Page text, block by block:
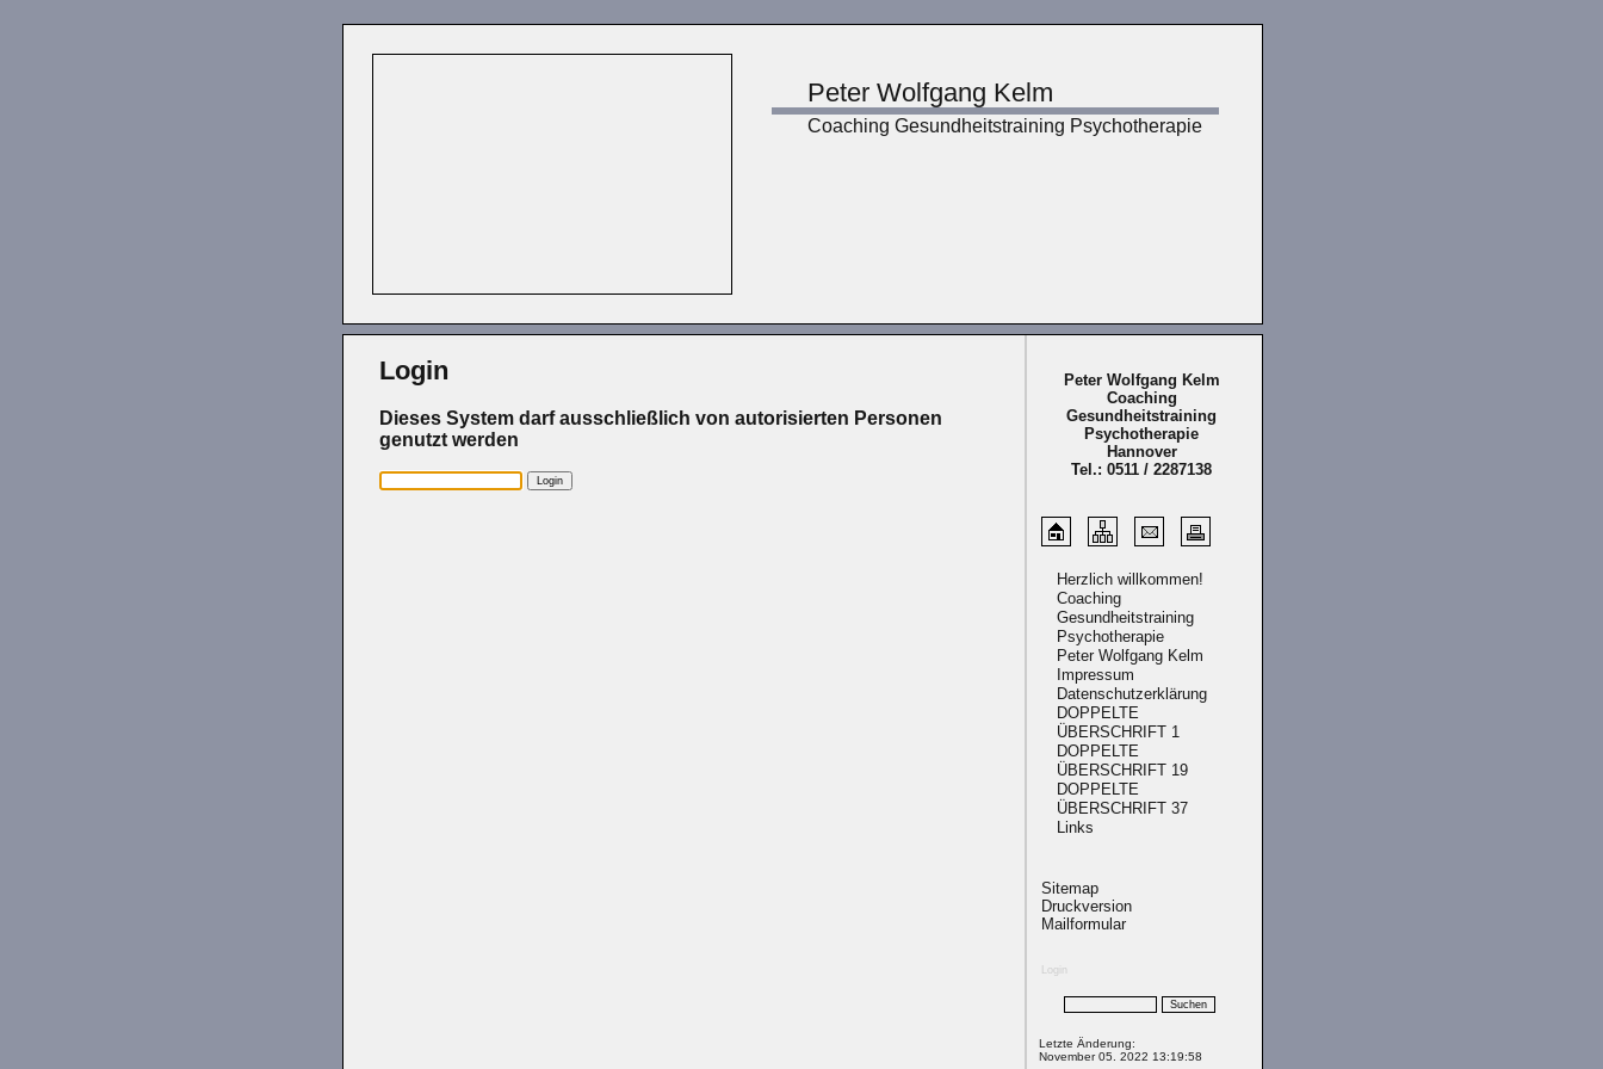
Peter Wolfgang Kelm
Coaching Gesundheitstraining Psychotherapie
Login
Dieses System darf ausschließlich von autorisierten Personen
genutzt werden
Peter Wolfgang Kelm
Coaching
Gesundheitstraining
Psychotherapie
Hannover
Tel.: 0511 / 2287138
Herzlich willkommen!
Coaching
Gesundheitstraining
Psychotherapie
Peter Wolfgang Kelm
Impressum
Datenschutzerklärung
DOPPELTE
ÜBERSCHRIFT 1
DOPPELTE
ÜBERSCHRIFT 19
DOPPELTE
ÜBERSCHRIFT 37
Links
Sitemap
Druckversion
Mailformular
Login
Letzte Änderung:
November 05. 2022 13:19:58